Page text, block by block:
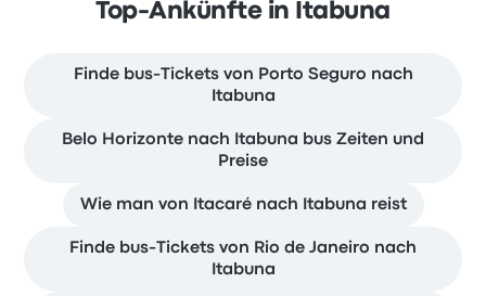
Top-Ankünfte in Itabuna
Finde bus-Tickets von Porto Seguro nach
Itabuna
Belo Horizonte nach Itabuna bus Zeiten und
Preise
Wie man von Itacaré nach Itabuna reist
Finde bus-Tickets von Rio de Janeiro nach
Itabuna